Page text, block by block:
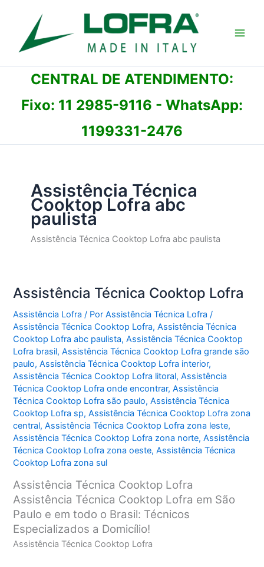
conteúdo
CENTRAL DE ATENDIMENTO:
Fixo: 11 2985-9116 - WhatsApp:
1199331-2476
Assistência Técnica
Cooktop Lofra abc
paulista
Assistência Técnica Cooktop Lofra abc paulista
Assistência Técnica Cooktop Lofra
Assistência Lofra / PorAssistência Técnica Lofra/
Assistência Técnica Cooktop Lofra,Assistência Técnica
Cooktop Lofra abc paulista,Assistência Técnica Cooktop
Lofra brasil,Assistência Técnica Cooktop Lofra grande são
paulo,Assistência Técnica Cooktop Lofra interior,
Assistência Técnica Cooktop Lofra litoral,Assistência
Técnica Cooktop Lofra onde encontrar,Assistência
Técnica Cooktop Lofra são paulo,Assistência Técnica
Cooktop Lofra sp,Assistência Técnica Cooktop Lofra zona
central,Assistência Técnica Cooktop Lofra zona leste,
Assistência Técnica Cooktop Lofra zona norte,Assistência
Técnica Cooktop Lofra zona oeste,Assistência Técnica
Cooktop Lofra zona sul
Assistência Técnica Cooktop Lofra
Assistência Técnica Cooktop Lofra em São
Paulo e em todo o Brasil: Técnicos
Especializados a Domicílio!
Assistência Técnica Cooktop Lofra